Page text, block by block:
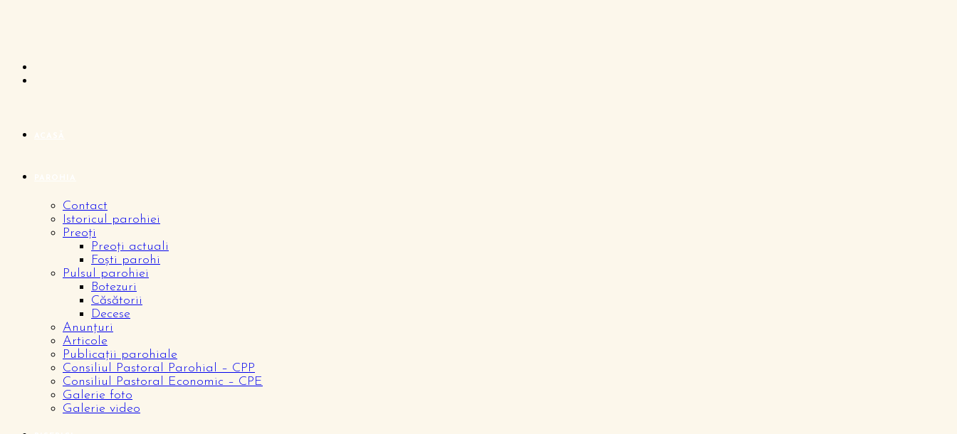
Contact
Istoricul parohiei
Preoți
Preoți actuali
Foști parohi
Pulsul parohiei
Botezuri
Căsătorii
Decese
Anunțuri
Articole
Publicații parohiale
Consiliul Pastoral Parohial – CPP
Consiliul Pastoral Economic – CPE
Galerie foto
Galerie video